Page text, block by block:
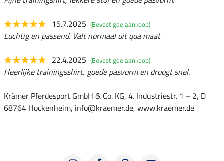
15.7.2025 (Bevestigde aankoop)
Luchtig en passend. Valt normaal uit qua maat
22.4.2025 (Bevestigde aankoop)
Heerlijke trainingsshirt, goede pasvorm en droogt snel.
Krämer Pferdesport GmbH & Co. KG, 4. Industriestr. 1 + 2, D
68764 Hockenheim, info@kraemer.de, www.kraemer.de